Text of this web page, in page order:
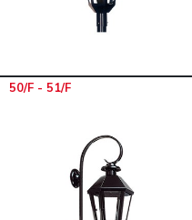
50/F - 51/F